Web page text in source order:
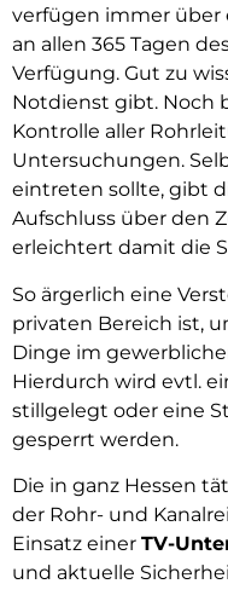
verfügen immer über
an allen 365 Tagen
Verfügung. Gut zu
Notdienst gibt. Noch
Kontrolle aller
Untersuchungen.
eintreten sollte, gibt
Aufschluss über den
erleichtert damit die
So ärgerlich eine
privaten Bereich ist,
Dinge im
Hierdurch wird evtl.
stillgelegt oder eine
gesperrt werden.
Die in ganz Hessen
der Rohr- und
Einsatz einer TV-
und aktuelle